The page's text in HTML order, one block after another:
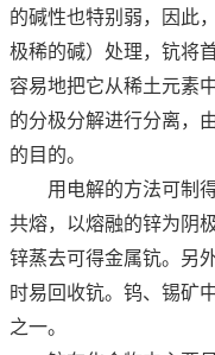
的碱性也特别弱，因此
极稀的碱）处理，钪将
容易地把它从稀土元素
的分极分解进行分离，
的目的。
用电解的方法可制得
共熔，以熔融的锌为阴
锌蒸去可得金属钪。另
时易回收钪。钨、锡矿
之一。